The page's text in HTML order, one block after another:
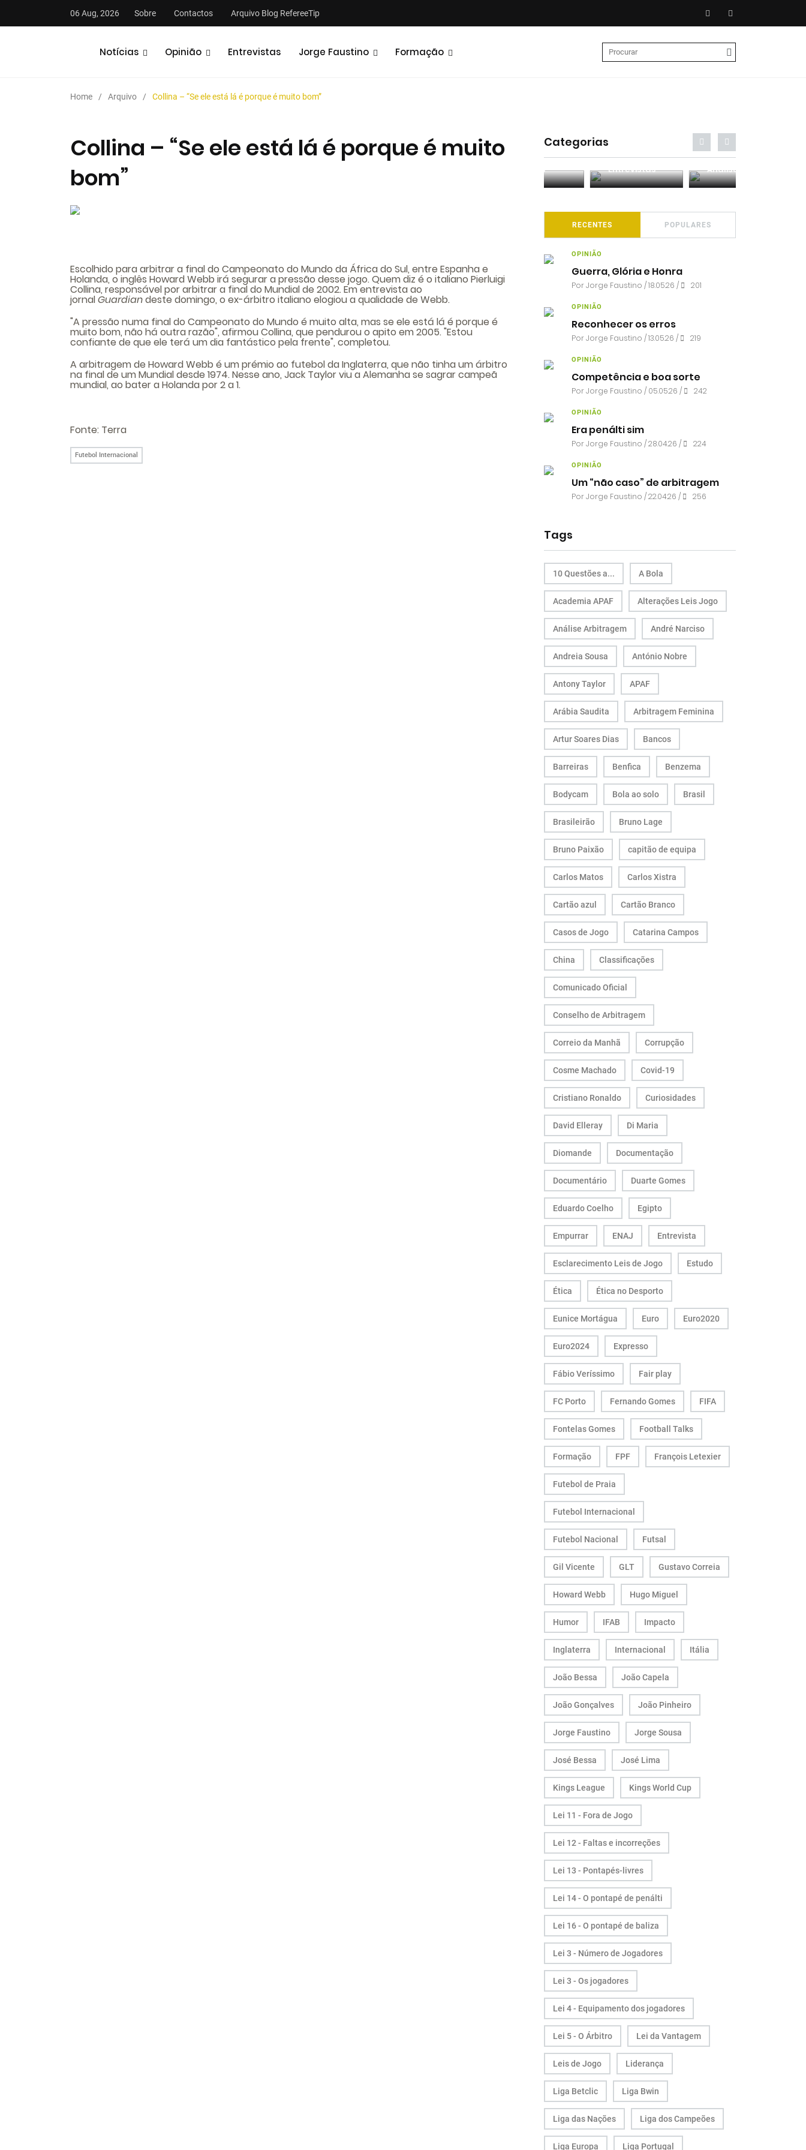
06 Aug, 2026 Sobre Contactos Arquivo Blog RefereeTip
Notícias Opinião Entrevistas Jorge Faustino Formação
Home Arquivo Collina – “Se ele está lá é porque é muito bom”
Collina – “Se ele está lá é porque é muito
bom”
Escolhido para arbitrar a final do Campeonato do Mundo da África do Sul, entre Espanha e
Holanda, o inglês Howard Webb irá segurar a pressão desse jogo. Quem diz é o italiano Pierluigi
Collina, responsável por arbitrar a final do Mundial de 2002. Em entrevista ao
jornalGuardiandeste domingo, o ex-árbitro italiano elogiou a qualidade de Webb.
"A pressão numa final do Campeonato do Mundo é muito alta, mas se ele está lá é porque é
muito bom, não há outra razão", afirmou Collina, que pendurou o apito em 2005. "Estou
confiante de que ele terá um dia fantástico pela frente", completou.
A arbitragem de Howard Webb é um prémio ao futebol da Inglaterra, que não tinha um árbitro
na final de um Mundial desde 1974. Nesse ano, Jack Taylor viu a Alemanha se sagrar campeã
mundial, ao bater a Holanda por 2 a 1.
Fonte: Terra
Futebol Internacional
Categorias
Análises Entrevistas Análises
RECENTES POPULARES
OPINIÃO
Guerra, Glória e Honra
PorJorge Faustino / 18.05.26 / 201
OPINIÃO
Reconhecer os erros
PorJorge Faustino / 13.05.26 / 219
OPINIÃO
Competência e boa sorte
PorJorge Faustino / 05.05.26 / 242
OPINIÃO
Era penálti sim
PorJorge Faustino / 28.04.26 / 224
OPINIÃO
Um “não caso” de arbitragem
PorJorge Faustino / 22.04.26 / 256
Tags
10 Questões a... A Bola
Academia APAF Alterações Leis Jogo
Análise Arbitragem André Narciso
Andreia Sousa António Nobre
Antony Taylor APAF
Arábia Saudita Arbitragem Feminina
Artur Soares Dias Bancos
Barreiras Benfica Benzema
Bodycam Bola ao solo Brasil
Brasileirão Bruno Lage
Bruno Paixão capitão de equipa
Carlos Matos Carlos Xistra
Cartão azul Cartão Branco
Casos de Jogo Catarina Campos
China Classificações
Comunicado Oficial
Conselho de Arbitragem
Correio da Manhã Corrupção
Cosme Machado Covid-19
Cristiano Ronaldo Curiosidades
David Elleray Di Maria
Diomande Documentação
Documentário Duarte Gomes
Eduardo Coelho Egipto
Empurrar ENAJ Entrevista
Esclarecimento Leis de Jogo Estudo
Ética Ética no Desporto
Eunice Mortágua Euro Euro2020
Euro2024 Expresso
Fábio Veríssimo Fair play
FC Porto Fernando Gomes FIFA
Fontelas Gomes Football Talks
Formação FPF François Letexier
Futebol de Praia
Futebol Internacional
Futebol Nacional Futsal
Gil Vicente GLT Gustavo Correia
Howard Webb Hugo Miguel
Humor IFAB Impacto
Inglaterra Internacional Itália
João Bessa João Capela
João Gonçalves João Pinheiro
Jorge Faustino Jorge Sousa
José Bessa José Lima
Kings League Kings World Cup
Lei 11 - Fora de Jogo
Lei 12 - Faltas e incorreções
Lei 13 - Pontapés-livres
Lei 14 - O pontapé de penálti
Lei 16 - O pontapé de baliza
Lei 3 - Número de Jogadores
Lei 3 - Os jogadores
Lei 4 - Equipamento dos jogadores
Lei 5 - O Árbitro Lei da Vantagem
Leis de Jogo Liderança
Liga Betclic Liga Bwin
Liga das Nações Liga dos Campeões
Liga Europa Liga Portugal